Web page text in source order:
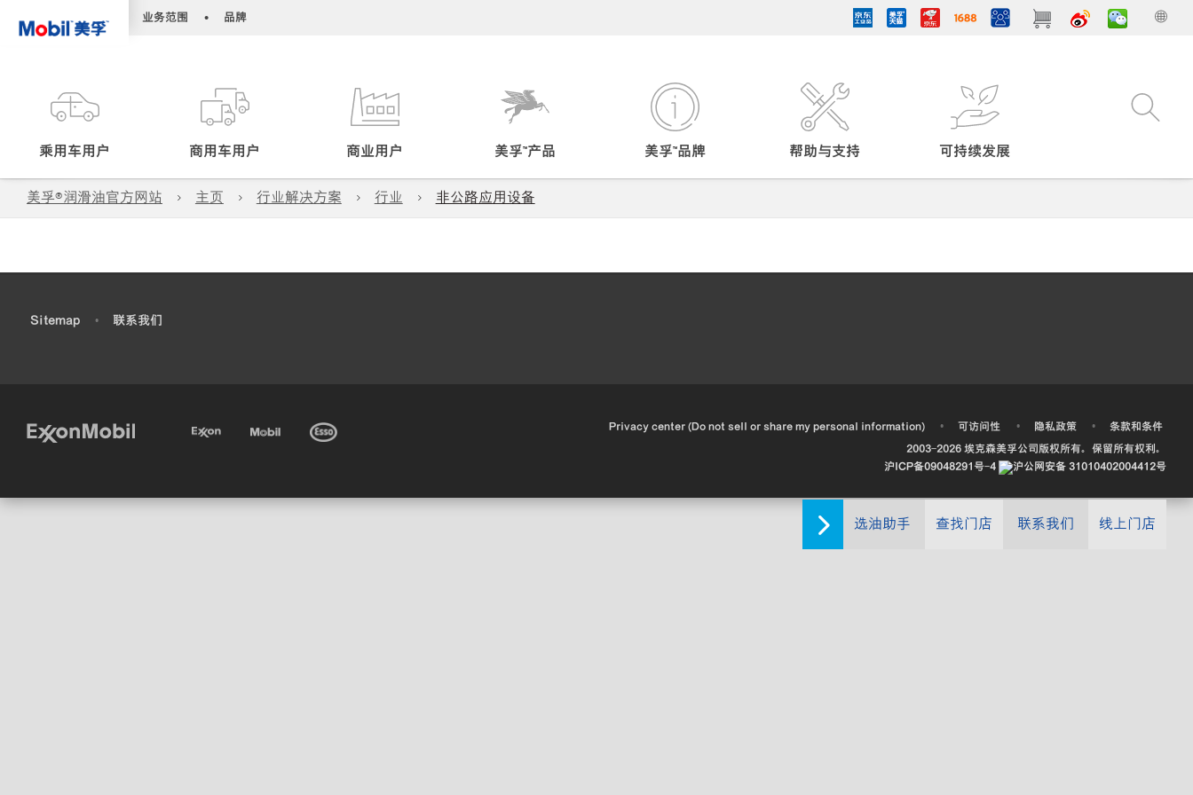
业务范围 • 品牌
乘用车用户 商用车用户 商业用户 美孚™产品 美孚™品牌 帮助与支持 可持续发展
美孚®润滑油官方网站 主页 行业解决方案 行业 非公路应用设备
选油助手 查找门店 联系我们 线上门店
Sitemap • 联系我们
Privacy center (Do not sell or share my personal information) • 可访问性 • 隐私政策 •
条款和条件
2003-2026 埃克森美孚公司版权所有。保留所有权利。
沪ICP备09048291号-4
沪公网安备 31010402004412号